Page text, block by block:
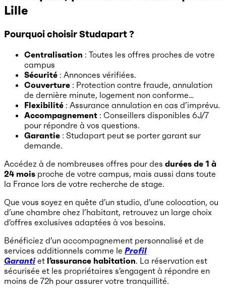
Lille
Pourquoi choisir Studapart ?
Centralisation : Toutes les offres proches de votre
campus
Sécurité : Annonces vérifiées.
Couverture : Protection contre fraude, annulation
de dernière minute, logement non conforme…
Flexibilité : Assurance annulation en cas d’imprévu.
Accompagnement : Conseillers disponibles 6J/7
pour répondre à vos questions.
Garantie : Studapart peut se porter garant sur
demande.
Accédez à de nombreuses offres pour des durées de 1 à
24 mois proche de votre campus, mais aussi dans toute
la France lors de votre recherche de stage.
Que vous soyez en quête d’un studio, d’une colocation, ou
d’une chambre chez l’habitant, retrouvez un large choix
d’offres exclusives adaptées à vos besoins.
Bénéficiez d’un accompagnement personnalisé et de
services additionnels comme le Profil
Garantiet l’assurance habitation. La réservation est
sécurisée et les propriétaires s’engagent à répondre en
moins de 72h pour assurer votre tranquillité.